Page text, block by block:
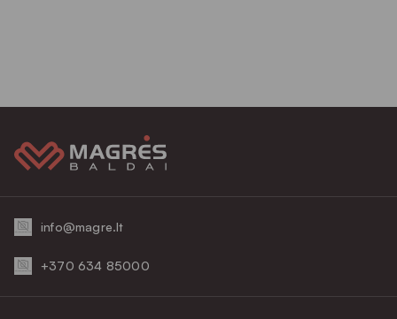
info@magre.lt
+370 634 85000